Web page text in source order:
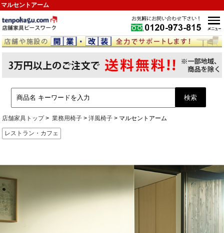
マルセントアーム
店舗家具トップ 業務用椅子 洋風椅子 マルセントアーム
レストラン・カフェ